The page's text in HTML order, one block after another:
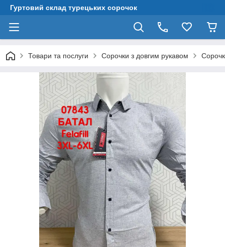
Гуртовий склад турецьких сорочок
Товари та послуги Сорочки з довгим рукавом